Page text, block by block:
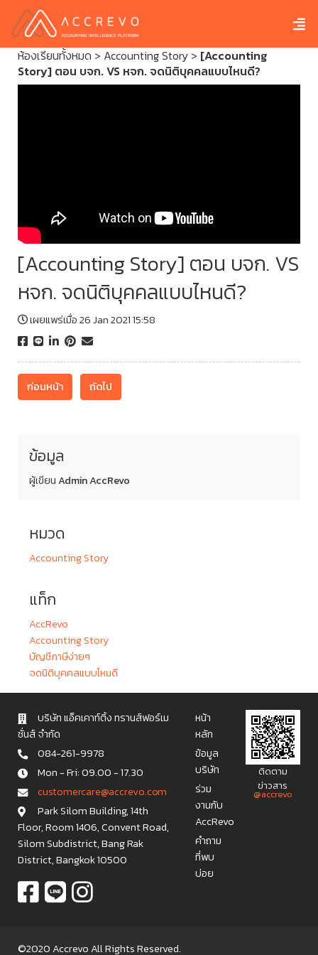
ห้องเรียนทั้งหมด > Accounting Story > [Accounting
Story] ตอน บจก. VS หจก. จดนิติบุคคลแบบไหนดี?
[Accounting Story] ตอน บจก. VS
หจก. จดนิติบุคคลแบบไหนดี?
เผยแพร่เมื่อ 26 Jan 2021 15:58
ก่อนหน้า ถัดไป
ข้อมูล
ผู้เขียนAdmin AccRevo
หมวด
Accounting Story
แท็ก
AccRevo
Accounting Story
บัญชีภาษีง่ายๆ
จดนิติบุคคลแบบไหนดี
บริษัท แอ็คเคาท์ติ้ง ทรานส์ฟอร์เม
ชั่นส์ จำกัด
084-261-9978
Mon - Fri: 09.00 - 17.30
c u s t o m e r c a r e @ a c c r e v o . c o m
Park Silom Building, 14th
Floor, Room 1406, Convent Road,
Silom Subdistrict, Bang Rak
District, Bangkok 10500
หน้า
หลัก
ข้อมูล
บริษัท
ร่วม
งานกับ
AccRevo
คำถาม
ที่พบ
บ่อย
ติดตาม
ข่าวสาร
@accrevo
©2020 Accrevo All Rights Reserved.